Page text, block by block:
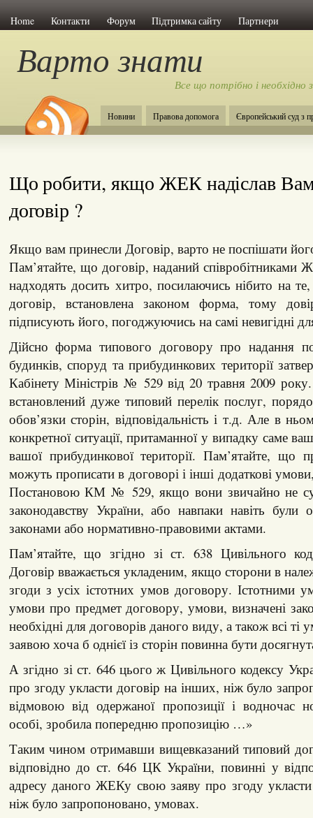
Home Контакти Форум Підтримка сайту Партнери
Варто знати
Все що потрібно і
Новини Правова допомога Європейський суд з
Що робити, якщо ЖЕК надіслав
договір ?
Якщо вам принесли Договір, варто не поспішати
Пам’ятайте, що договір, наданий
надходять досить хитро, посилаючись нібито на
договір, встановлена ​​законом форма, тому
підписують його, погоджуючись на самі невигідні
Дійсно форма типового договору про надання
будинків, споруд та прибудинкових території
Кабінету Міністрів № 529 від 20 травня 2009
встановлений дуже типовий перелік послуг,
обов’язки сторін, відповідальність і т.д. Але в
конкретної ситуації, притаманної у випадку саме
вашої прибудинкової території. Пам’ятайте, що
можуть прописати в договорі і інші додаткові
Постановою КМ № 529, якщо вони звичайно не
законодавству України, або навпаки навіть були
законами або нормативно-правовими актами.
Пам’ятайте, що згідно зі ст. 638 Цивільного
Договір вважається укладеним, якщо сторони в
згоди з усіх істотних умов договору. Істотними
умови про предмет договору, умови, визначені
необхідні для договорів даного виду, а також всі
заявою хоча б однієї із сторін повинна бути
А згідно зі ст. 646 цього ж Цивільного кодексу
про згоду укласти договір на інших, ніж було
відмовою від одержаної пропозиції і водночас
особі, зробила попередню пропозицію …»
Таким чином отримавши вищевказаний типовий
відповідно до ст. 646 ЦК України, повинні у
адресу даного ЖЕКу свою заяву про згоду
ніж було запропоновано, умовах.